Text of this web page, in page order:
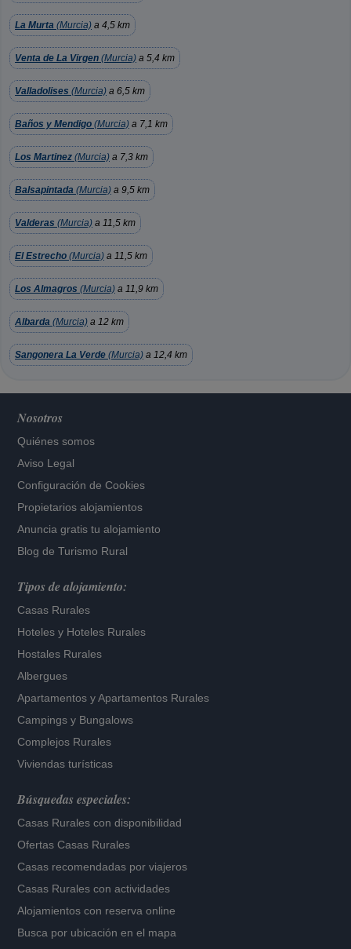
La Murta (Murcia) a 4,5 km
Venta de La Virgen (Murcia) a 5,4 km
Valladolises (Murcia) a 6,5 km
Baños y Mendigo (Murcia) a 7,1 km
Los Martinez (Murcia) a 7,3 km
Balsapintada (Murcia) a 9,5 km
Valderas (Murcia) a 11,5 km
El Estrecho (Murcia) a 11,5 km
Los Almagros (Murcia) a 11,9 km
Albarda (Murcia) a 12 km
Sangonera La Verde (Murcia) a 12,4 km
Nosotros
Quiénes somos
Aviso Legal
Configuración de Cookies
Propietarios alojamientos
Anuncia gratis tu alojamiento
Blog de Turismo Rural
Tipos de alojamiento:
Casas Rurales
Hoteles y Hoteles Rurales
Hostales Rurales
Albergues
Apartamentos yApartamentos Rurales
Campings y Bungalows
Complejos Rurales
Viviendas turísticas
Búsquedas especiales:
Casas Rurales con disponibilidad
Ofertas Casas Rurales
Casas recomendadas por viajeros
Casas Rurales con actividades
Alojamientos con reserva online
Busca por ubicación en el mapa